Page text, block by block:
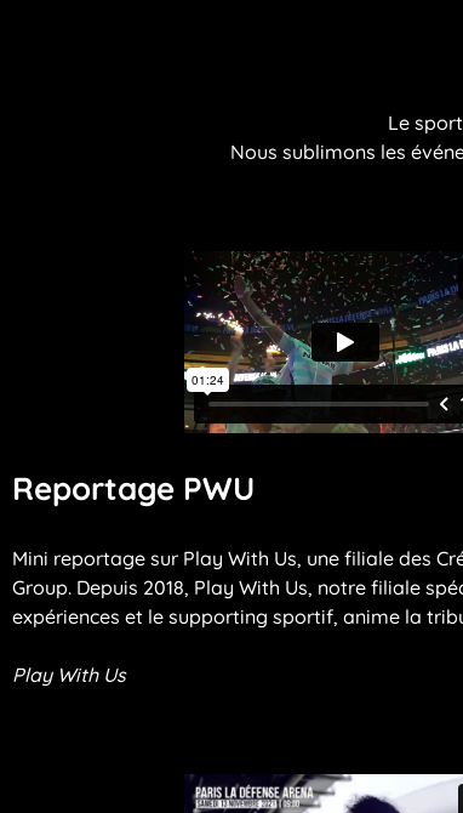
Le
Nous sublimons les
Reportage PWU
Mini reportage sur Play With Us, une filiale des
Group. Depuis 2018, Play With Us, notre filiale
expériences et le supporting sportif, anime la
Play With Us